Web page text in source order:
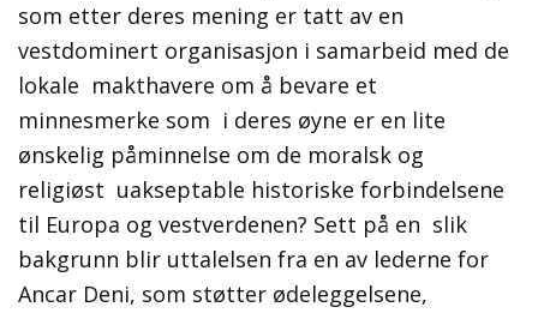
som etter deres mening er tatt av en
vestdominert organisasjon i samarbeid med de
lokale makthavere om å bevare et
minnesmerke som i deres øyne er en lite
ønskelig påminnelse om de moralsk og
religiøst uakseptable historiske forbindelsene
til Europa og vestverdenen? Sett på en slik
bakgrunn blir uttalelsen fra en av lederne for
Ancar Deni, som støtter ødeleggelsene,